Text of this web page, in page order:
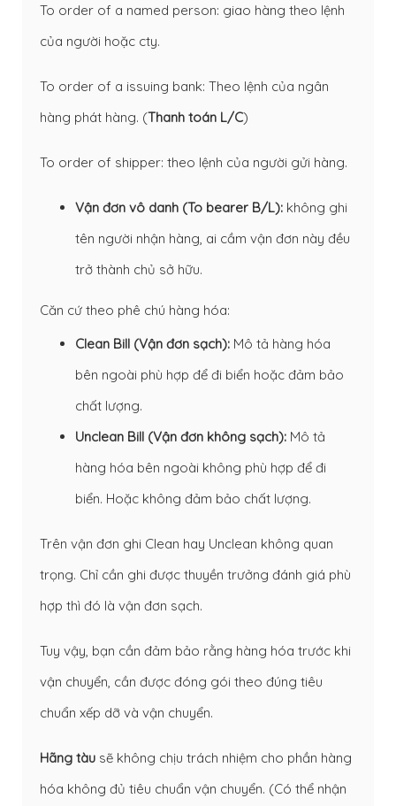
To order of a named person: giao hàng theo lệnh
của người hoặc cty.
To order of a issuing bank: Theo lệnh của ngân
hàng phát hàng. (Thanh toán L/C)
To order of shipper: theo lệnh của người gửi hàng.
Vận đơn vô danh (To bearer B/L): không ghi
tên người nhận hàng, ai cầm vận đơn này đều
trở thành chủ sở hữu.
Căn cứ theo phê chú hàng hóa:
Clean Bill (Vận đơn sạch): Mô tả hàng hóa
bên ngoài phù hợp để đi biển hoặc đảm bảo
chất lượng.
Unclean Bill (Vận đơn không sạch): Mô tả
hàng hóa bên ngoài không phù hợp để đi
biển. Hoặc không đảm bảo chất lượng.
Trên vận đơn ghi Clean hay Unclean không quan
trọng. Chỉ cần ghi được thuyền trưởng đánh giá phù
hợp thì đó là vận đơn sạch.
Tuy vậy, bạn cần đảm bảo rằng hàng hóa trước khi
vận chuyển, cần được đóng gói theo đúng tiêu
chuẩn xếp dỡ và vận chuyển.
Hãng tàu sẽ không chịu trách nhiệm cho phần hàng
hóa không đủ tiêu chuẩn vận chuyển. (Có thể nhận